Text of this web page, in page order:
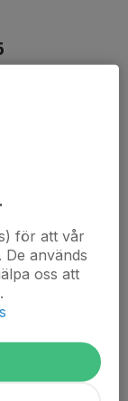
för att vår
används
oss att